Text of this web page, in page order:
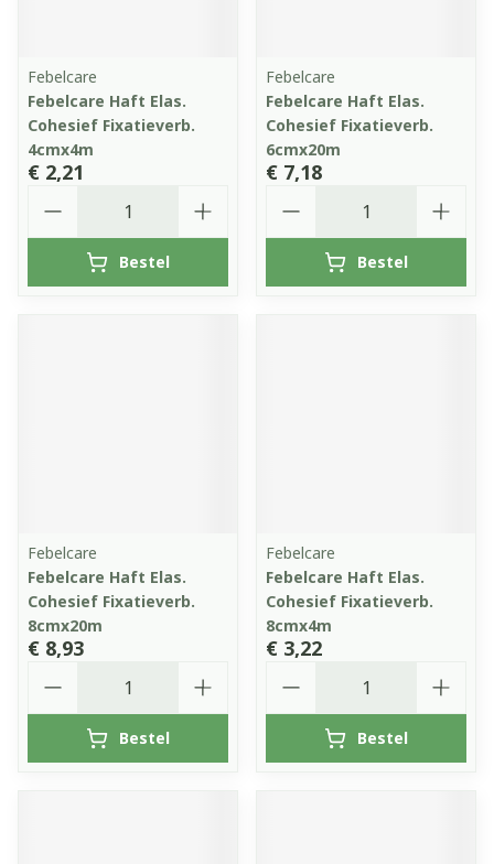
Febelcare
Febelcare Haft Elas.
Cohesief Fixatieverb.
4cmx4m
€ 2,21
Bestel
Febelcare
Febelcare Haft Elas.
Cohesief Fixatieverb.
6cmx20m
€ 7,18
Bestel
Febelcare
Febelcare Haft Elas.
Cohesief Fixatieverb.
8cmx20m
€ 8,93
Bestel
Febelcare
Febelcare Haft Elas.
Cohesief Fixatieverb.
8cmx4m
€ 3,22
Bestel